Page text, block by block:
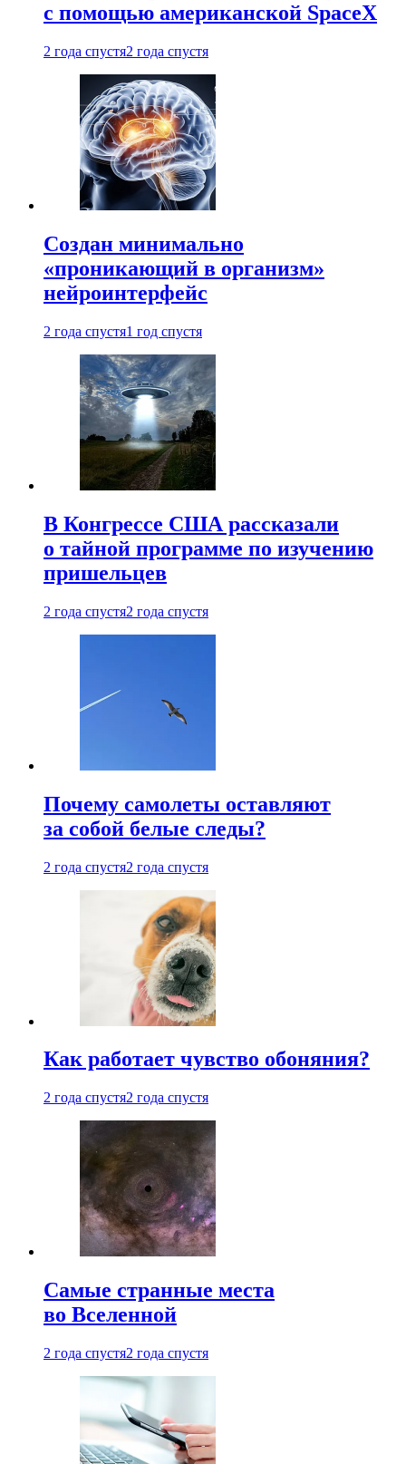
с помощью американской SpaceX
2 года спустя2 года спустя
Создан минимально
«проникающий в организм»
нейроинтерфейс
2 года спустя1 год спустя
В Конгрессе США рассказали
о тайной программе по изучению
пришельцев
2 года спустя2 года спустя
Почему самолеты оставляют
за собой белые следы?
2 года спустя2 года спустя
Как работает чувство обоняния?
2 года спустя2 года спустя
Самые странные места
во Вселенной
2 года спустя2 года спустя